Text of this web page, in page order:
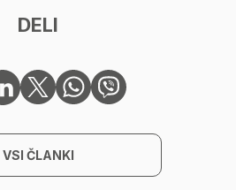
DELI
VSI ČLANKI